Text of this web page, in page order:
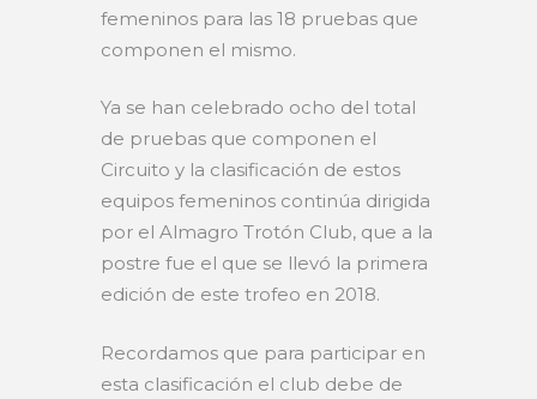
femeninos para las 18 pruebas que
componen el mismo.
Ya se han celebrado ocho del total
de pruebas que componen el
Circuito y la clasificación de estos
equipos femeninos continúa dirigida
por el Almagro Trotón Club, que a la
postre fue el que se llevó la primera
edición de este trofeo en 2018.
Recordamos que para participar en
esta clasificación el club debe de